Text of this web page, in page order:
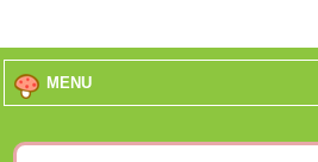
MENU